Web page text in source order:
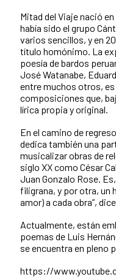
Mitad del Viaje nació
había sido el grupo
varios sencillos, y en
título homónimo. La
poesía de bardos
José Watanabe,
entre muchos otros,
composiciones que,
lírica propia y original.
En el camino de
dedica también una
musicalizar obras de
siglo XX como César
Juan Gonzalo Rose.
filigrana, y por otra, un
amor) a cada obra”,
Actualmente, están
poemas de Luis
se encuentra en pleno
https://